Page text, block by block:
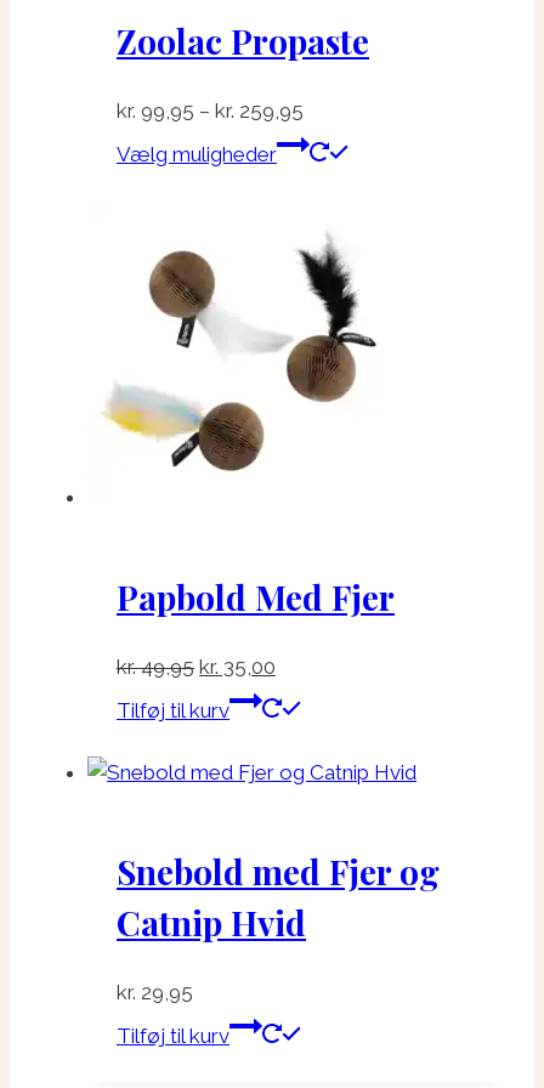
Zoolac Propaste
kr. 99,95 – kr. 259,95
kr. 99,95
Vælg muligheder
Dette
varianter.
Mulighederne
kan
vælges
Papbold Med Fjer
kr.49,95 Den
oprindelige
var:
kr. 35,00
aktuelle
er:
Tilføj til kurv
Snebold med Fjer og
Catnip Hvid
kr. 29,95
Tilføj til kurv